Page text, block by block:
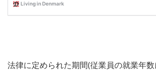
法律に定められた期間(従業員の就業年